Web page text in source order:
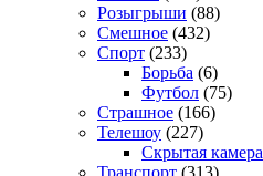
Розыгрыши (88)
Смешное (432)
Спорт (233)
Борьба (6)
Футбол (75)
Страшное (166)
Телешоу (227)
Скрытая камера
Транспорт (313)